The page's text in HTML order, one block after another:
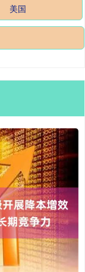
美国